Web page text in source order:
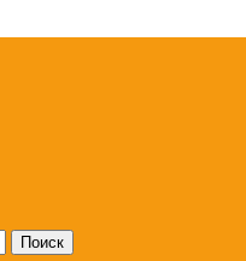
Поиск